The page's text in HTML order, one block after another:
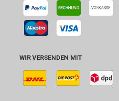
WIR VERSENDEN MIT